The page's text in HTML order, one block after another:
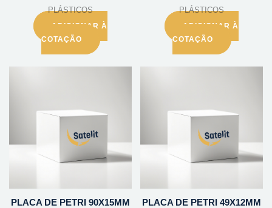
PLÁSTICOS
ADICIONAR À
COTAÇÃO
PLÁSTICOS
ADICIONAR À
COTAÇÃO
PLACA DE PETRI 90X15MM
PLACA DE PETRI 49X12MM